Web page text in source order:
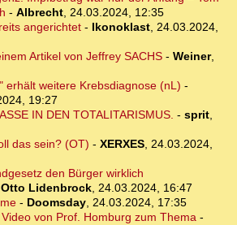
- Albrecht, 24.03.2024, 12:35
angerichtet- Ikonoklast, 24.03.2024,
Artikel von Jeffrey SACHS- Weiner,
erhält weitere Krebsdiagnose (nL) -
19:27
IN DEN TOTALITARISMUS. - sprit,
das sein? (OT) - XERXES, 24.03.2024,
den Bürger wirklich
Otto Lidenbrock, 24.03.2024, 16:47
- Doomsday, 24.03.2024, 17:35
von Prof. Homburg zum Thema-